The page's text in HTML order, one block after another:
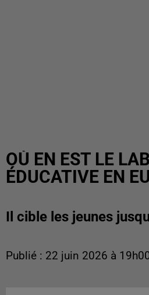
OÙ EN EST LE
ÉDUCATIVE EN
Il cible les jeunes
Publié : 22 juin 2026 à